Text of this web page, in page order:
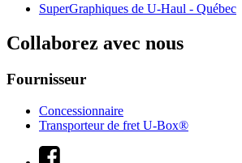
SuperGraphiques de U-Haul - Québec
Collaborez avec nous
Fournisseur
Concessionnaire
Transporteur de fret U-Box®